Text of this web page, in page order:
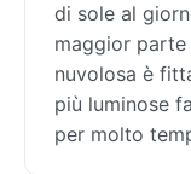
di sole al
maggior
nuvolosa è
più luminose
per molto